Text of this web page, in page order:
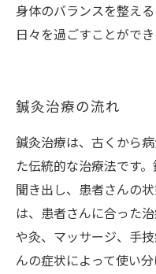
身体のバランスを整え
日々を過ごすことができ
鍼灸治療の流れ
鍼灸治療は、古くから
た伝統的な治療法です
聞き出し、患者さんの
は、患者さんに合った
や灸、マッサージ、手
んの症状によって使い